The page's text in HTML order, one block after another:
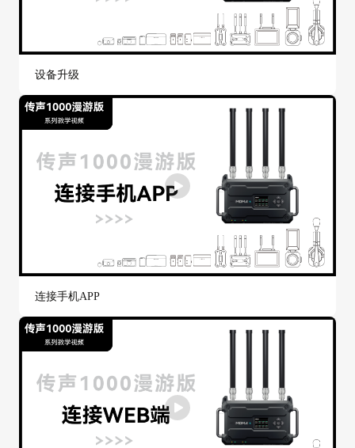
设备升级
连接手机APP